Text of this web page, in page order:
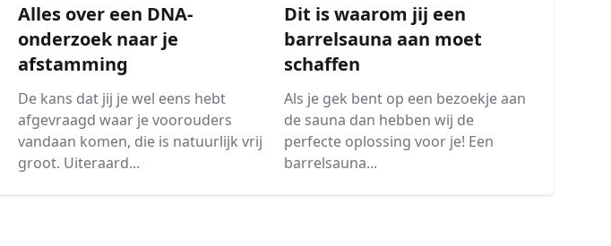
Alles over een DNA-
onderzoek naar je
afstamming
De kans dat jij je wel eens hebt
afgevraagd waar je voorouders
vandaan komen, die is natuurlijk vrij
groot. Uiteraard...
Dit is waarom jij een
barrelsauna aan moet
schaffen
Als je gek bent op een bezoekje aan
de sauna dan hebben wij de
perfecte oplossing voor je! Een
barrelsauna...